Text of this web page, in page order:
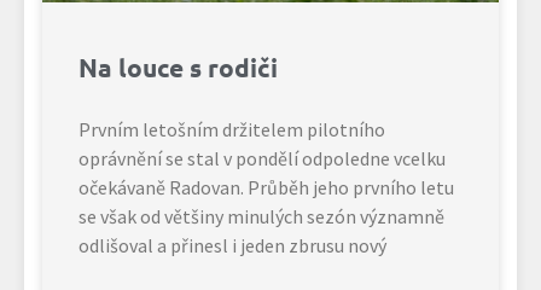
Na louce s rodiči
Prvním letošním držitelem pilotního
oprávnění se stal v pondělí odpoledne vcelku
očekávaně Radovan. Průběh jeho prvního letu
se však od většiny minulých sezón významně
odlišoval a přinesl i jeden zbrusu nový